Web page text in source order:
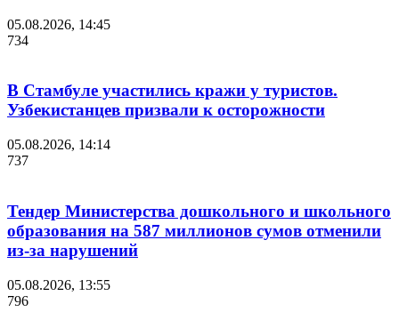
05.08.2026, 14:45
734
В Стамбуле участились кражи у туристов.
Узбекистанцев призвали к осторожности
05.08.2026, 14:14
737
Тендер Министерства дошкольного и школьного
образования на 587 миллионов сумов отменили
из-за нарушений
05.08.2026, 13:55
796